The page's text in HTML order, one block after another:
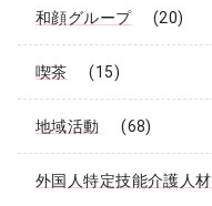
和顔グループ (20)
喫茶 (15)
地域活動 (68)
外国人特定技能介護人材